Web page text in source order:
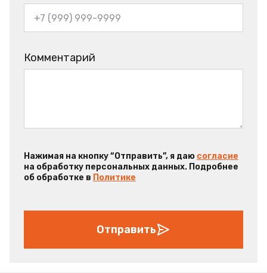
Комментарий
Нажимая на кнопку “Отправить”, я даю согласие
на обработку персональных данных. Подробнее
об обработке в Политике
Отправить